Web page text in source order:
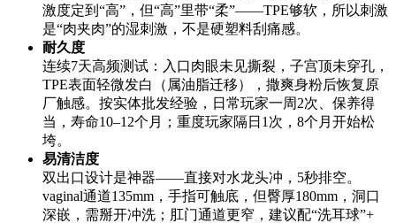
激度定到“高”，但“高”里带“柔”——TPE够软，所以刺激
是“肉夹肉”的湿刺激，不是硬塑料刮痛感。
耐久度
连续7天高频测试：入口肉眼未见撕裂，子宫顶未穿孔，
TPE表面轻微发白（属油脂迁移），撒爽身粉后恢复原
厂触感。按实体批发经验，日常玩家一周2次、保养得
当，寿命10–12个月；重度玩家隔日1次，8个月开始松
垮。
易清洁度
双出口设计是神器——直接对水龙头冲，5秒排空。
vaginal通道135mm，手指可触底，但臀厚180mm，洞口
深嵌，需掰开冲洗；肛门通道更窄，建议配“洗耳球”+